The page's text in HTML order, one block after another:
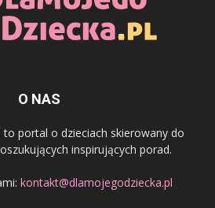
O NAS
portal o dzieciach skierowany do
inspirujących porad.
kontakt@dlamojegodziecka.pl